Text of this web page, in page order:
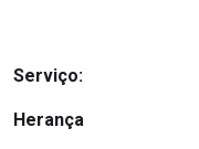
Serviço:
Herança